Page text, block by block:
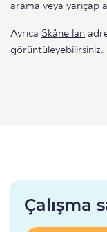
arama veya yarıçap
Ayrıca Skåne län
görüntüleyebilirsiniz.
Çalışma